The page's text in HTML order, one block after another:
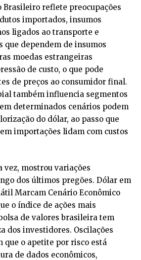
Brasileiro reflete preocupações
importados, insumos
ligados ao transporte e
que dependem de insumos
moedas estrangeiras
de custo, o que pode
de preços ao consumidor final.
também influencia segmentos
determinados cenários podem
do dólar, ao passo que
importações lidam com custos
vez, mostrou variações
dos últimos pregões. Dólar em
Marcam Cenário Econômico
o índice de ações mais
de valores brasileira tem
dos investidores. Oscilações
que o apetite por risco está
de dados econômicos,